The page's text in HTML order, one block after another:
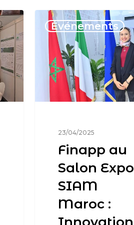
Événements
23/04/2025
Finapp au
Salon Expo
SIAM
Maroc :